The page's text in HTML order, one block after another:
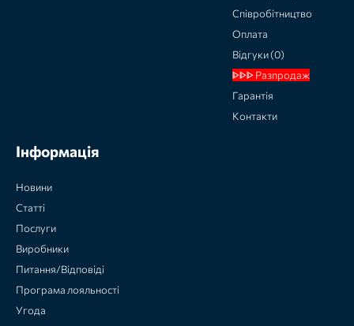
Співробітництво
Оплата
Відгуки (0)
ᐈᐈᐈ Разпродаж
Гарантія
Контакти
Інформація
Новини
Статті
Послуги
Виробники
Питання/Відповіді
Програма лояльності
Угода